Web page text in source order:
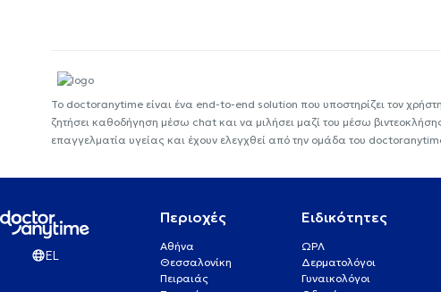
Το doctoranytime είναι ένα end-to-end solution που υποστηρίζει τον χρήστη
ζητήσει καθοδήγηση μέσω chat και να μιλήσει μαζί του μέσω
επαγγελματία υγείας και έχουν ελεγχθεί από την ομάδα του
EL
Περιοχές
Αθήνα
Θεσσαλονίκη
Πειραιάς
Ειδικότητες
ΩΡΛ
Δερματολόγοι
Γυναικολόγοι